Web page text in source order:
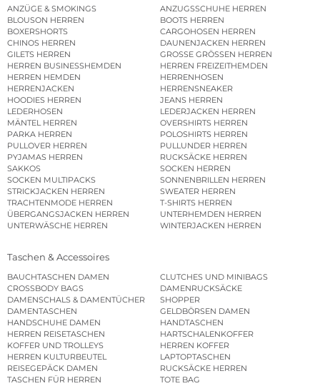
ANZÜGE & SMOKINGS
ANZUGSSCHUHE HERREN
BLOUSON HERREN
BOOTS HERREN
BOXERSHORTS
CARGOHOSEN HERREN
CHINOS HERREN
DAUNENJACKEN HERREN
GILETS HERREN
GROSSE GRÖSSEN HERREN
HERREN BUSINESSHEMDEN
HERREN FREIZEITHEMDEN
HERREN HEMDEN
HERRENHOSEN
HERRENJACKEN
HERRENSNEAKER
HOODIES HERREN
JEANS HERREN
LEDERHOSEN
LEDERJACKEN HERREN
MÄNTEL HERREN
OVERSHIRTS HERREN
PARKA HERREN
POLOSHIRTS HERREN
PULLOVER HERREN
PULLUNDER HERREN
PYJAMAS HERREN
RUCKSÄCKE HERREN
SAKKOS
SOCKEN HERREN
SOCKEN MULTIPACKS
SONNENBRILLEN HERREN
STRICKJACKEN HERREN
SWEATER HERREN
TRACHTENMODE HERREN
T-SHIRTS HERREN
ÜBERGANGSJACKEN HERREN
UNTERHEMDEN HERREN
UNTERWÄSCHE HERREN
WINTERJACKEN HERREN
Taschen & Accessoires
BAUCHTASCHEN DAMEN
CLUTCHES UND MINIBAGS
CROSSBODY BAGS
DAMENRUCKSÄCKE
DAMENSCHALS & DAMENTÜCHER
SHOPPER
DAMENTASCHEN
GELDBÖRSEN DAMEN
HANDSCHUHE DAMEN
HANDTASCHEN
HERREN REISETASCHEN
HARTSCHALENKOFFER
KOFFER UND TROLLEYS
HERREN KOFFER
HERREN KULTURBEUTEL
LAPTOPTASCHEN
REISEGEPÄCK DAMEN
RUCKSÄCKE HERREN
TASCHEN FÜR HERREN
TOTE BAG